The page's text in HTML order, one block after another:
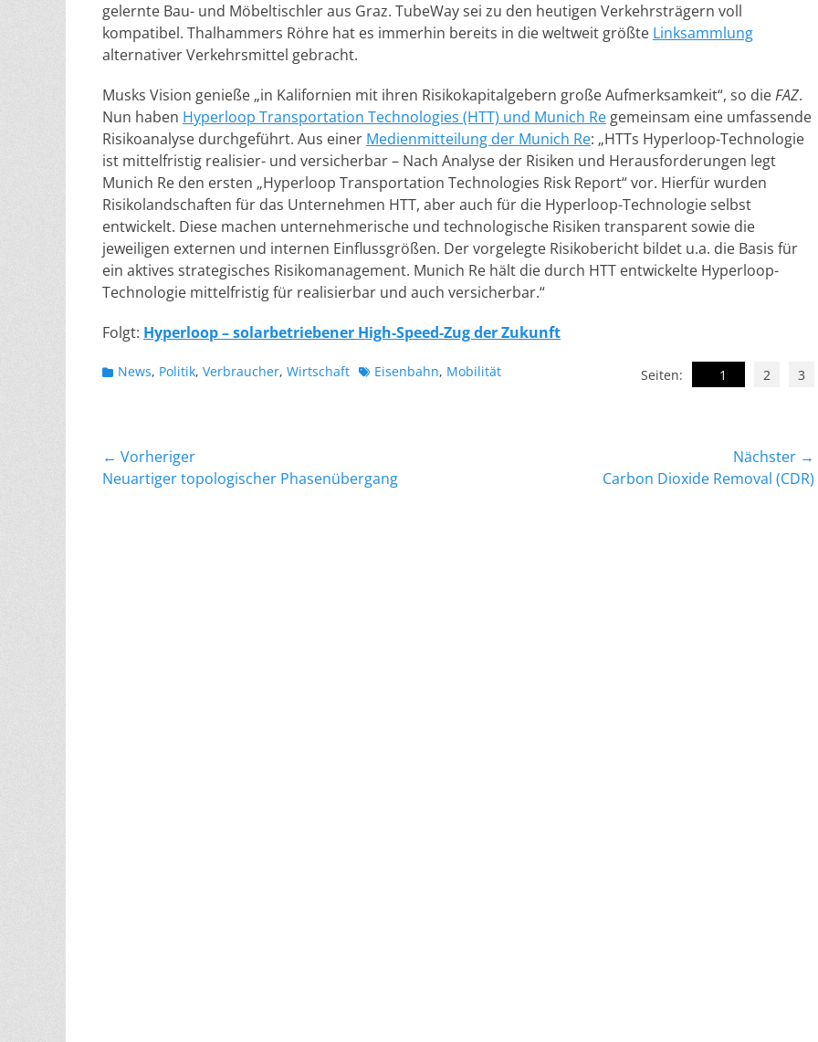
gelernte Bau- und Möbeltischler aus Graz. TubeWay sei zu den heutigen Verkehrsträgern voll
kompatibel. Thalhammers Röhre hat es immerhin bereits in die weltweit größte Linksammlung
alternativer Verkehrsmittel gebracht.
Musks Vision genieße „in Kalifornien mit ihren Risikokapitalgebern große Aufmerksamkeit“, so dieFAZ.
Nun haben Hyperloop Transportation Technologies (HTT) und Munich Re gemeinsam eine umfassende
Risikoanalyse durchgeführt. Aus einer Medienmitteilung der Munich Re: „HTTs Hyperloop-Technologie
ist mittelfristig realisier- und versicherbar – Nach Analyse der Risiken und Herausforderungen legt
Munich Re den ersten „Hyperloop Transportation Technologies Risk Report“ vor. Hierfür wurden
Risikolandschaften für das Unternehmen HTT, aber auch für die Hyperloop-Technologie selbst
entwickelt. Diese machen unternehmerische und technologische Risiken transparent sowie die
jeweiligen externen und internen Einflussgrößen. Der vorgelegte Risikobericht bildet u.a. die Basis für
ein aktives strategisches Risikomanagement. Munich Re hält die durch HTT entwickelte Hyperloop-
Technologie mittelfristig für realisierbar und auch versicherbar.“
Folgt: Hyperloop – solarbetriebener High-Speed-Zug der Zukunft
Seiten: 1 2 3
Kategorien
News, Politik, Verbraucher, Wirtschaft Schlagworte
Eisenbahn, Mobilität
Beitragsnavigation
← Vorheriger
Vorheriger
Neu­artiger topo­lo­gischer Phasen­über­gang
Nächster →
Carbon Dioxide Removal (CDR)